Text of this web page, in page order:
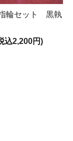
輪セット 黒執
込2,200円)